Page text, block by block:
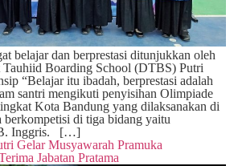
belajar dan berprestasi ditunjukkan oleh
Tauhiid Boarding School (DTBS) Putri
“Belajar itu ibadah, berprestasi adalah
santri mengikuti penyisihan Olimpiade
Kota Bandung yang dilaksanakan di
di tiga bidang yaitu
B. Inggris. […]
Gelar Musyawarah Pramuka
Jabatan Pratama